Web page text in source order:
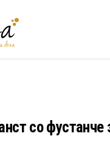
со фустанче